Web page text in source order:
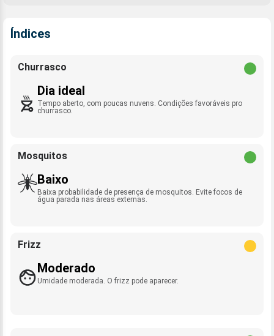
Índices
Churrasco
Dia ideal
Tempo aberto, com poucas nuvens. Condições favoráveis pro
churrasco.
Mosquitos
Baixo
Baixa probabilidade de presença de mosquitos. Evite focos de
água parada nas áreas externas.
Frizz
Moderado
Umidade moderada. O frizz pode aparecer.